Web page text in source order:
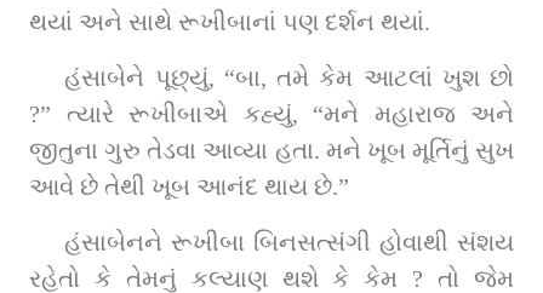
થયાં અને સાથે રૂખીબાનાં પણ દર્શન થયાં.
હંસાબેને પૂછ્યું, “બા, તમે કેમ આટલાં ખુશ છો
?” ત્યારે રૂખીબાએ કહ્યું, “મને મહારાજ અને
જીતુના ગુરુ તેડવા આવ્યા હતા. મને ખૂબ મૂર્તિનું સુખ
આવે છે તેથી ખૂબ આનંદ થાય છે.”
હંસાબેનને રૂખીબા બિનસત્સંગી હોવાથી સંશય
રહેતો કે તેમનું કલ્યાણ થશે કે કેમ ? તો જેમ